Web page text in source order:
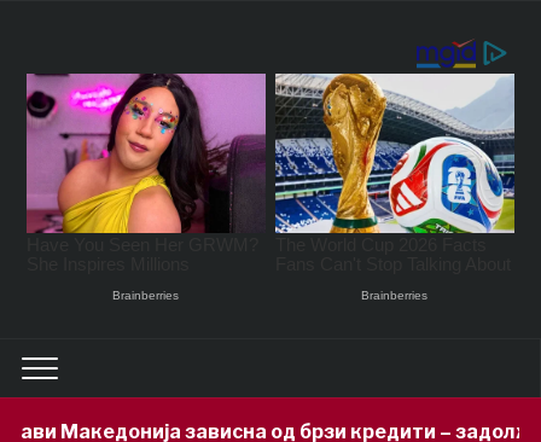
од брзи кредити – задолжени 333 милиони